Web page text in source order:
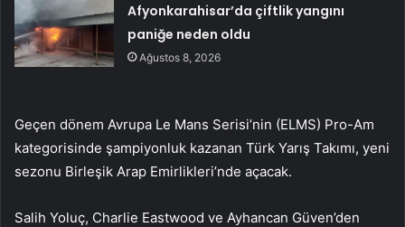
Afyonkarahisar’da çiftlik yangını
paniğe neden oldu
Ağustos 8, 2026
Geçen dönem Avrupa Le Mans Serisi’nin (ELMS) Pro-Am
kategorisinde şampiyonluk kazanan Türk Yarış Takımı, yeni
sezonu Birleşik Arap Emirlikleri’nde açacak.
Salih Yoluç, Charlie Eastwood ve Ayhancan Güven’den